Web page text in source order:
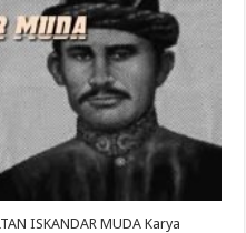
ISKANDAR MUDA Karya